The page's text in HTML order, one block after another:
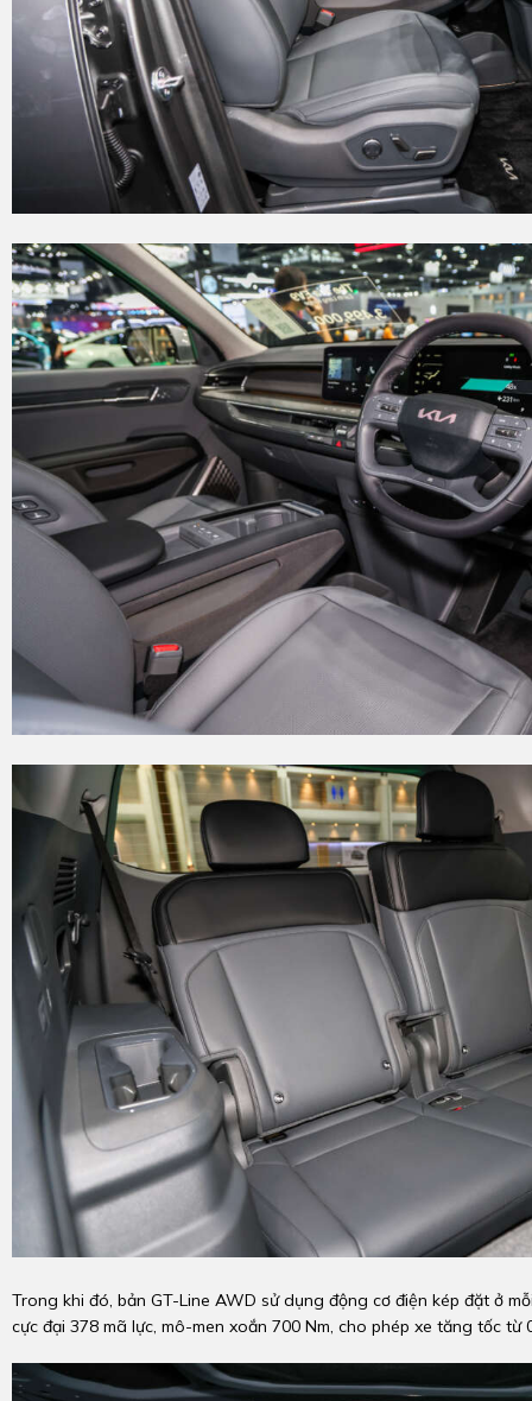
Trong khi đó, bản GT-Line AWD sử dụng động cơ điện kép đặt ở
cực đại 378 mã lực, mô-men xoắn 700 Nm, cho phép xe tăng tốc từ